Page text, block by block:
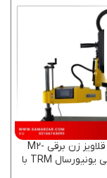
دستگاه قلاویز زن برقی M2-
M10 بازویی یونیورسال TRM با